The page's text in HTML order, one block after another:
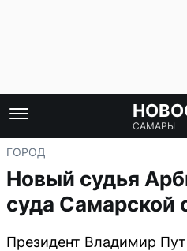
САМАРЫ
ГОРОД
Новый судья
суда Самарской
Президент Владимир